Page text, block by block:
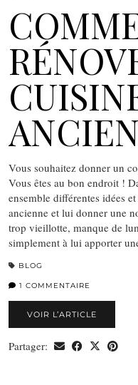
Vous souhaitez donner un
Vous êtes au bon endroit !
ensemble différentes idées
ancienne et lui donner une
trop vieillotte, manque de
simplement à lui apporter
BLOG
1 COMMENTAIRE
VOIR L’ARTICLE
Partager: